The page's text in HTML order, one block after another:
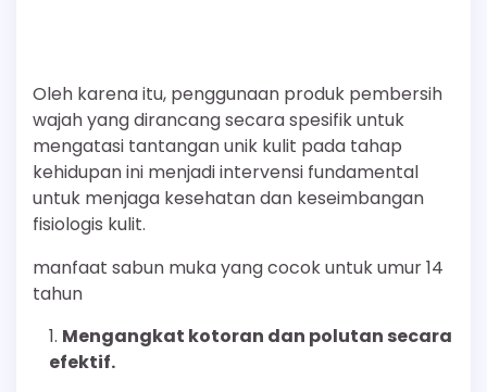
Oleh karena itu, penggunaan produk pembersih
wajah yang dirancang secara spesifik untuk
mengatasi tantangan unik kulit pada tahap
kehidupan ini menjadi intervensi fundamental
untuk menjaga kesehatan dan keseimbangan
fisiologis kulit.
manfaat sabun muka yang cocok untuk umur 14
tahun
Mengangkat kotoran dan polutan secara
efektif.